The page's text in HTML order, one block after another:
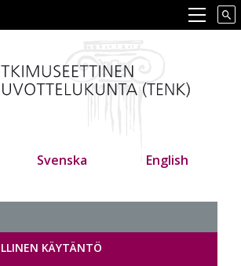
pääsisältöön
Svenska English
KÄYTÄNTÖ